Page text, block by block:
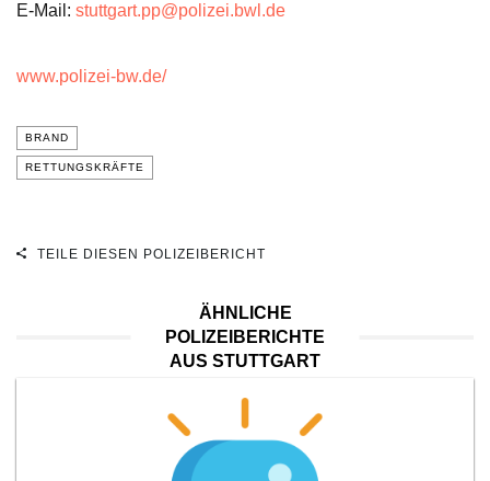
E-Mail: stuttgart.pp@polizei.bwl.de
www.polizei-bw.de/
BRAND
RETTUNGSKRÄFTE
TEILE DIESEN POLIZEIBERICHT
ÄHNLICHE
POLIZEIBERICHTE
AUS STUTTGART